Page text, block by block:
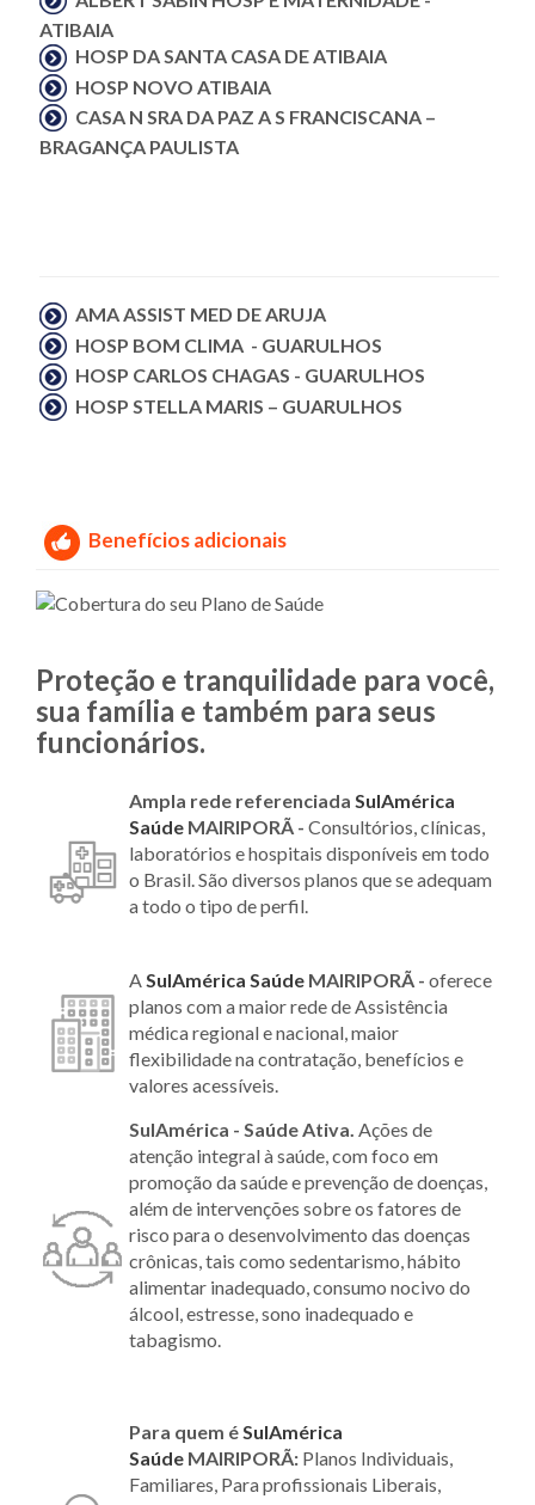
ATIBAIA
HOSP DA SANTA CASA DE ATIBAIA
HOSP NOVO ATIBAIA
CASA N SRA DA PAZ A S FRANCISCANA –
BRAGANÇA PAULISTA
AMA ASSIST MED DE ARUJA
HOSP BOM CLIMA - GUARULHOS
HOSP CARLOS CHAGAS - GUARULHOS
HOSP STELLA MARIS – GUARULHOS
Benefícios adicionais
Proteção e tranquilidade para você,
sua família e também para seus
funcionários.
Ampla rede referenciada SulAmérica
Saúde MAIRIPORÃ - Consultórios, clínicas,
laboratórios e hospitais disponíveis em todo
o Brasil. São diversos planos que se adequam
a todo o tipo de perfil.
ASulAmérica Saúde MAIRIPORÃ - oferece
planos com a maior rede de Assistência
médica regional e nacional, maior
flexibilidade na contratação, benefícios e
valores acessíveis.
SulAmérica - Saúde Ativa. Ações de
atenção integral à saúde, com foco em
promoção da saúde e prevenção de doenças,
além de intervenções sobre os fatores de
risco para o desenvolvimento das doenças
crônicas, tais como sedentarismo, hábito
alimentar inadequado, consumo nocivo do
álcool, estresse, sono inadequado e
tabagismo.
Para quem éSulAmérica
Saúde MAIRIPORÃ: Planos Individuais,
Familiares, Para profissionais Liberais,